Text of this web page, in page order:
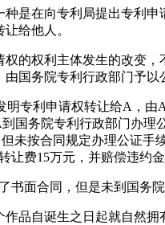
是在向专利局提出专利
给他人。
的权利主体发生的改变
国务院专利行政部门予
明专利申请权转让给A，
国务院专利行政部门办
未按合同规定办理公证
让费15万元，并赔偿违约金
书面合同，但是未到国务
品自诞生之日起就自然